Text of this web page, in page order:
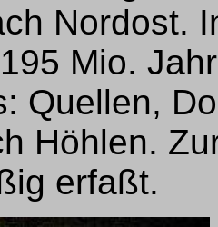
Nordost.
Mio.
Quellen,
Höhlen.
erfaßt.